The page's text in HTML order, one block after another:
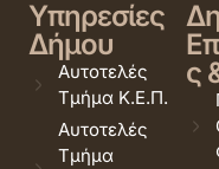
Υπηρεσίες
Δήμου
Αυτοτελές
Τμήμα Κ.Ε.Π.
Αυτοτελές
Τμήμα
ς